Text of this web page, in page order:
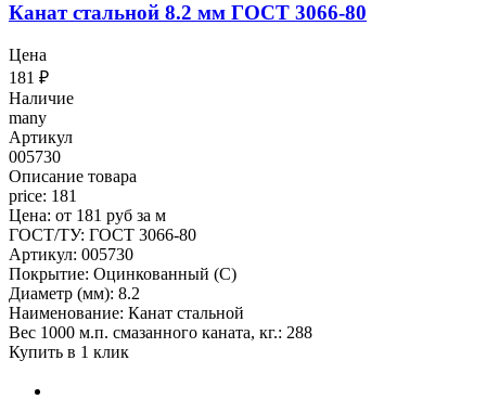
Канат стальной 8.2 мм ГОСТ 3066-80
Цена
181 ₽
Наличие
many
Артикул
005730
Описание товара
price: 181
Цена: от 181 руб за м
ГОСТ/ТУ: ГОСТ 3066-80
Артикул: 005730
Покрытие: Оцинкованный (С)
Диаметр (мм): 8.2
Наименование: Канат стальной
Вес 1000 м.п. смазанного каната, кг.: 288
Купить в 1 клик